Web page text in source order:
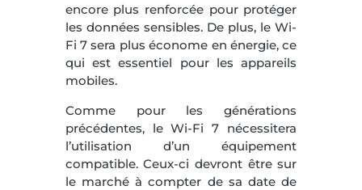
encore plus renforcée pour protéger
les données sensibles. De plus, le Wi-
Fi 7 sera plus économe en énergie, ce
qui est essentiel pour les appareils
mobiles.
Comme pour les générations
précédentes, le Wi-Fi 7 nécessitera
l’utilisation d’un équipement
compatible. Ceux-ci devront être sur
le marché à compter de sa date de